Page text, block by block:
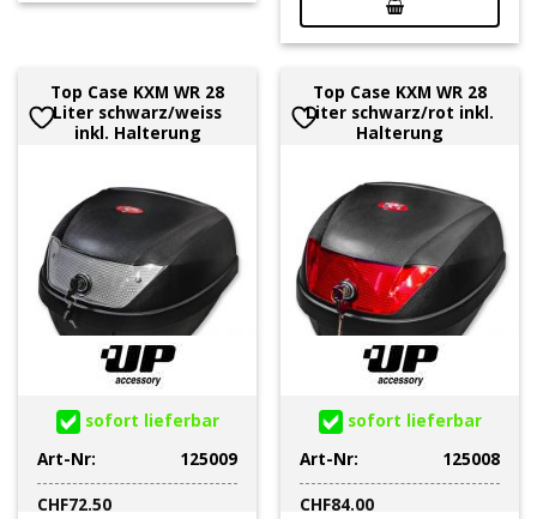
Top Case KXM WR 28
Liter schwarz/weiss
inkl. Halterung
sofort lieferbar
Art-Nr:
125009
CHF72.50
Top Case KXM WR 28
Liter schwarz/rot inkl.
Halterung
sofort lieferbar
Art-Nr:
125008
CHF84.00